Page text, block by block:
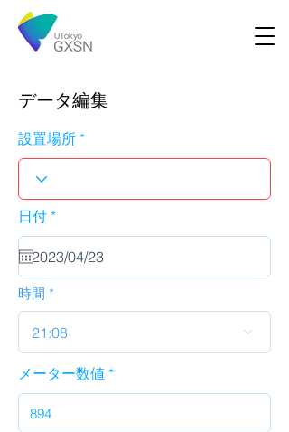
データ編集
設置場所
日付 *r
u
i
d
時間
21:08
メーター数値